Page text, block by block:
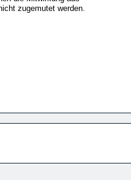
zugemutet werden.